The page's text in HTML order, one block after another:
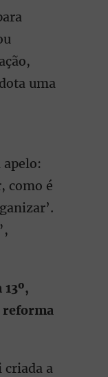
uma
apelo:
como é
reforma
criada a